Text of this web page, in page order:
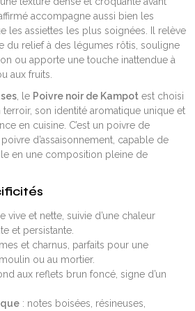
accompagne aussi bien les
les assiettes les plus soignées. Il relève
du relief à des légumes rôtis, souligne
ou apporte une touche inattendue à
aux fruits.
, le Poivre noir de Kampot est choisi
son identité aromatique unique et
en cuisine. C’est un poivre de
d’assaisonnement, capable de
en une composition pleine de
vive et nette, suivie d’une chaleur
et persistante.
et charnus, parfaits pour une
ou au mortier.
aux reflets brun foncé, signe d’un
: notes boisées, résineuses,